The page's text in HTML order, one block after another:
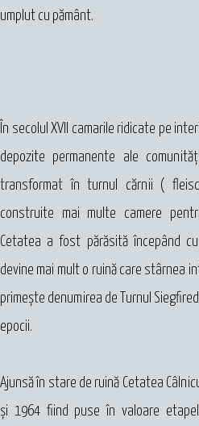
umplut cu pământ.
În secolul XVII camarile ridicate pe
depozite permanente ale
transformat în turnul cărnii (
construite mai multe camere
Cetatea a fost părăsită începând
devine mai mult o ruină care stârnea
primeşte denumirea de Turnul
epocii.
Ajunsă în stare de ruină Cetatea
şi 1964 fiind puse în valoare